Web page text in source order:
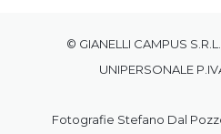
© GIANELLI CAMPUS
UNIPERSONALE
Fotografie Stefano Dal